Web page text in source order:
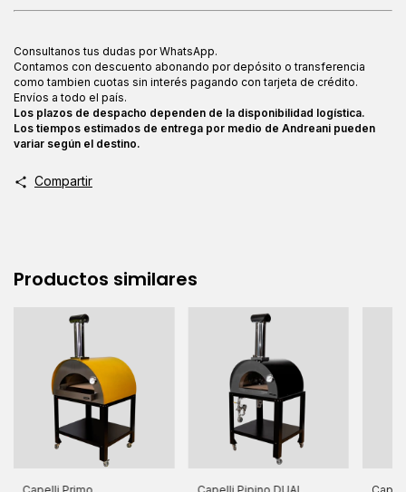
Consultanos tus dudas por WhatsApp.
Contamos con descuento abonando por depósito o transferencia
como tambien cuotas sin interés pagando con tarjeta de crédito.
Envíos a todo el país.
Los plazos de despacho dependen de la disponibilidad logística.
Los tiempos estimados de entrega por medio de Andreani pueden
variar según el destino.
Compartir
Productos similares